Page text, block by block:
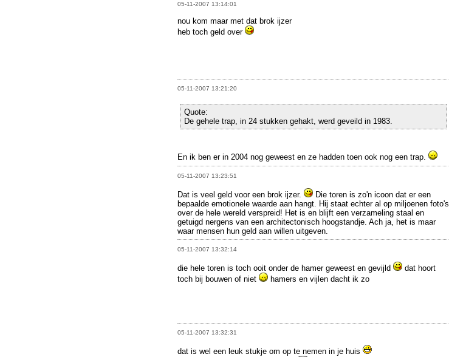
05-11-2007 13:14:01
nou kom maar met dat brok ijzer
heb toch geld over
05-11-2007 13:21:20
Quote:
De gehele trap, in 24 stukken gehakt, werd geveild in 1983.
En ik ben er in 2004 nog geweest en ze hadden toen ook nog een trap.
05-11-2007 13:23:51
Dat is veel geld voor een brok ijzer.
Die toren is zo'n icoon dat er een
bepaalde emotionele waarde aan hangt. Hij staat echter al op miljoenen foto's
over de hele wereld verspreid! Het is en blijft een verzameling staal en
getuigd nergens van een architectonisch hoogstandje. Ach ja, het is maar
waar mensen hun geld aan willen uitgeven.
05-11-2007 13:32:14
die hele toren is toch ooit onder de hamer geweest en gevijld
dat hoort
toch bij bouwen of niet
hamers en vijlen dacht ik zo
05-11-2007 13:32:31
dat is wel een leuk stukje om op te nemen in je huis